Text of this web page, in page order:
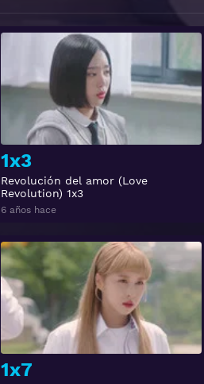
1x3
Revolución del amor (Love
Revolution) 1x3
6 años hace
Ver
1x7